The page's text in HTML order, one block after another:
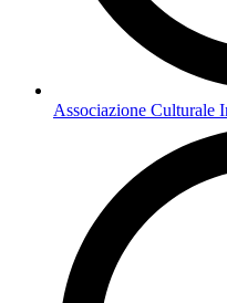
Associazione Culturale